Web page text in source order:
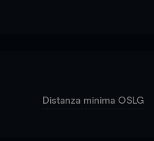
Distanza minima OSLG